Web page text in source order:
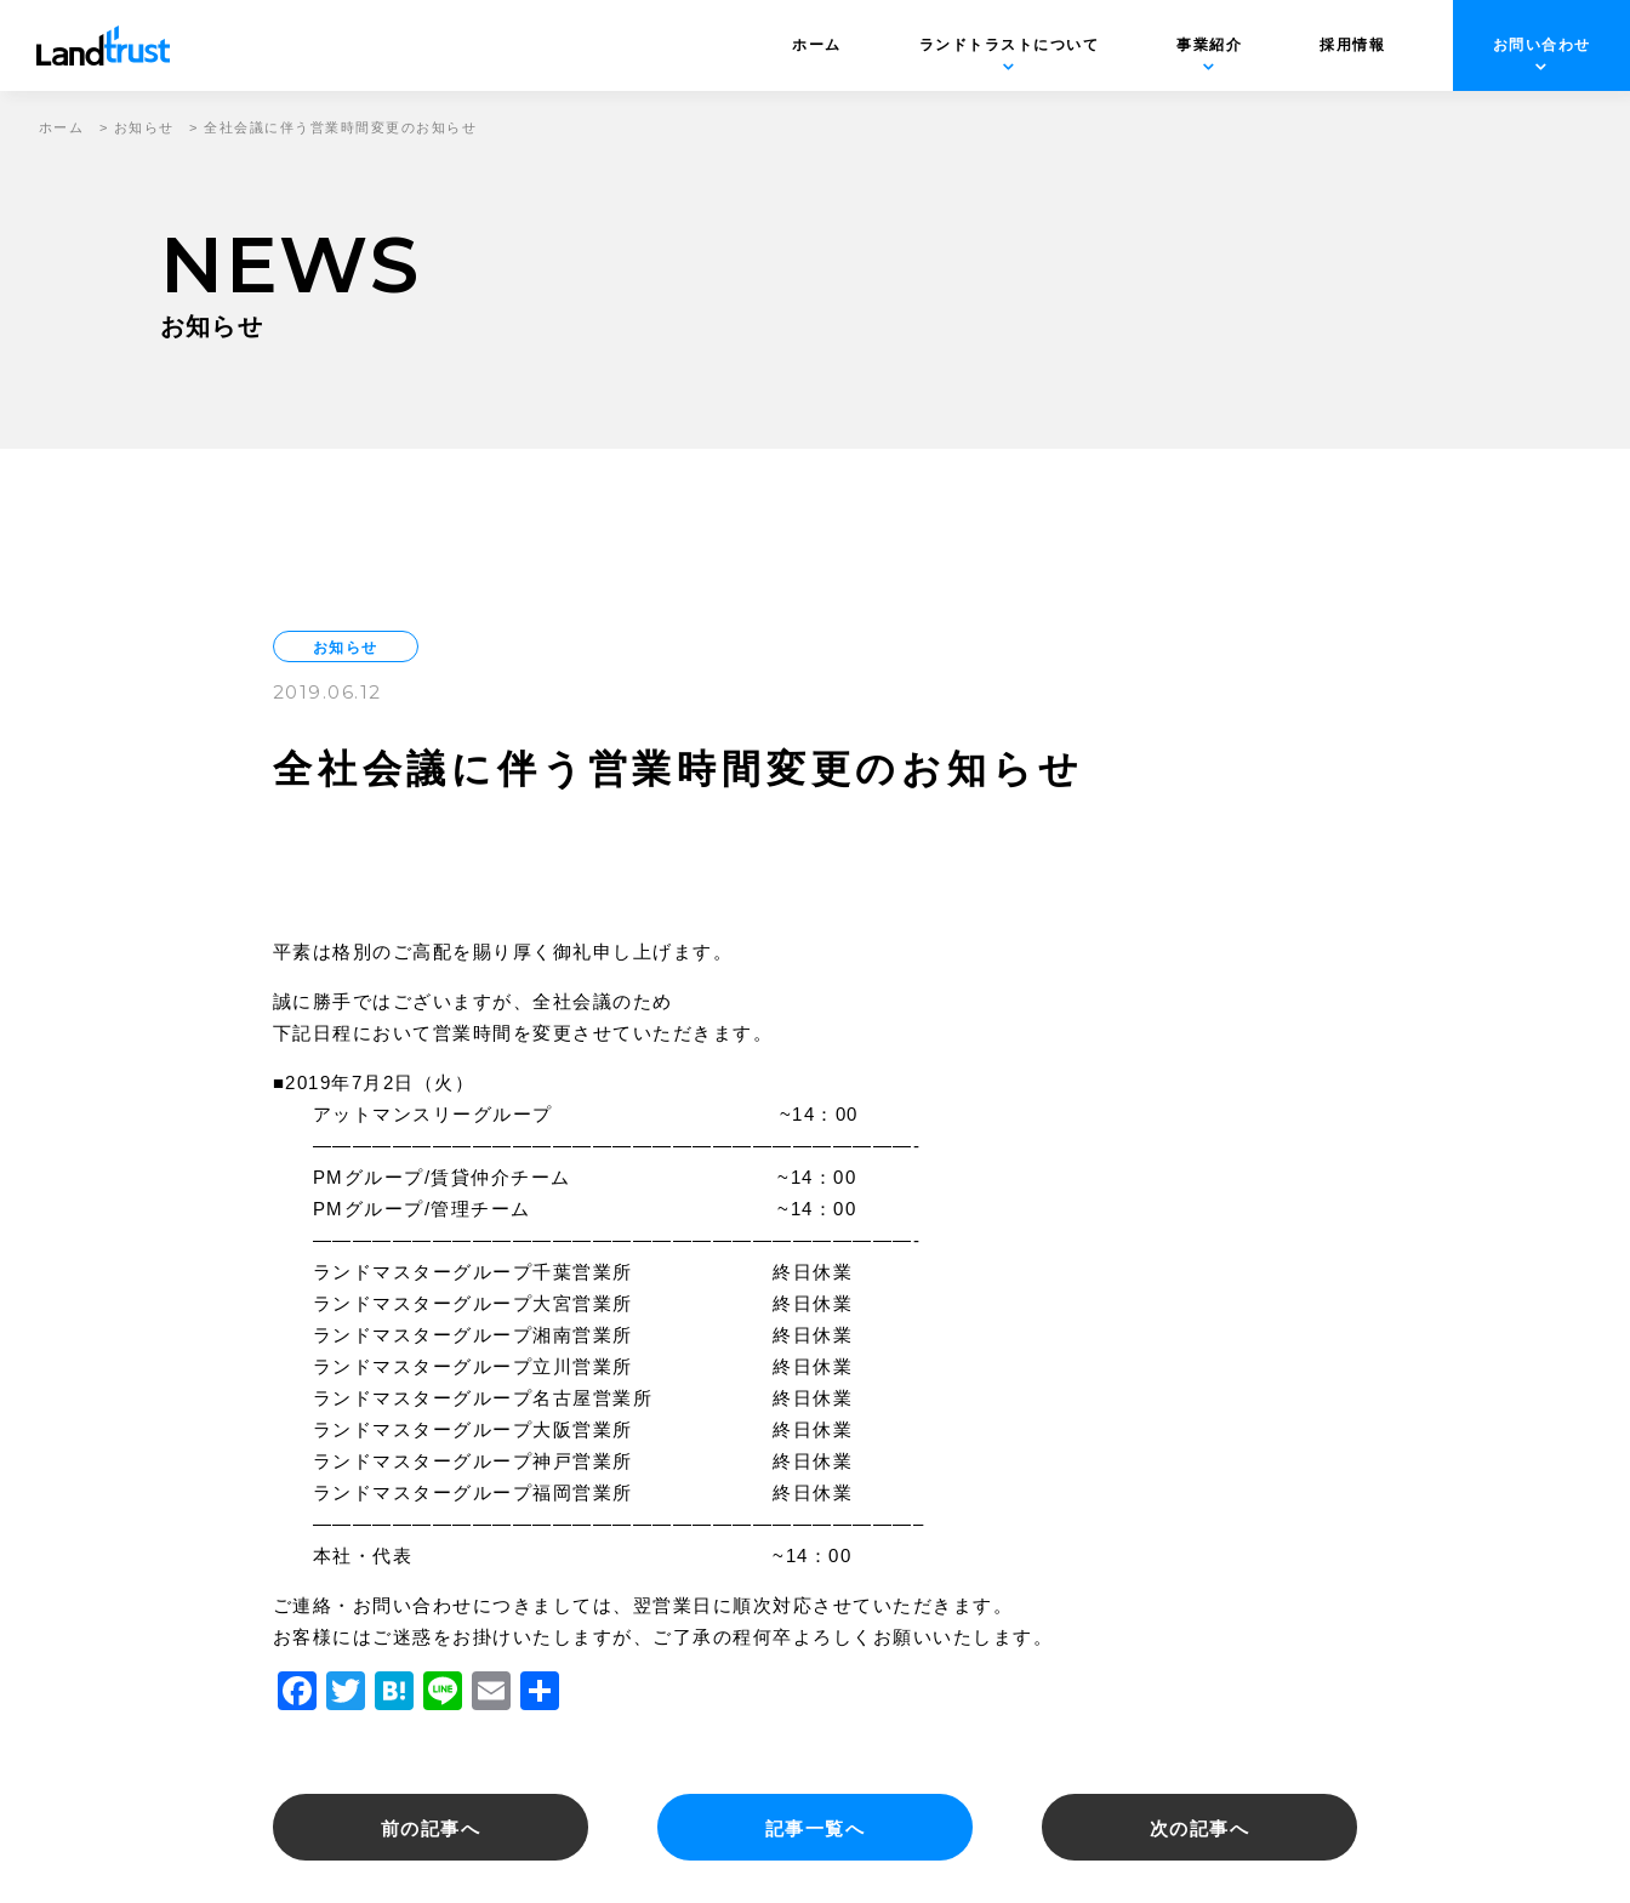
ホーム ランドトラストについて 事業紹介 採用情報 お問い合わせ
NEWS
お知らせ
ホーム > お知らせ >全社会議に伴う営業時間変更のお知らせ
お知らせ
2019.06.12
全社会議に伴う営業時間変更のお知らせ
平素は格別のご高配を賜り厚く御礼申し上げます。
誠に勝手ではございますが、全社会議のため
下記日程において営業時間を変更させていただきます。
■2019年7月2日（火）
アットマンスリーグループ ~14：00
——————————————————————————————-
PMグループ/賃貸仲介チーム ~14：00
PMグループ/管理チーム ~14：00
——————————————————————————————-
ランドマスターグループ千葉営業所 終日休業
ランドマスターグループ大宮営業所 終日休業
ランドマスターグループ湘南営業所 終日休業
ランドマスターグループ立川営業所 終日休業
ランドマスターグループ名古屋営業所 終日休業
ランドマスターグループ大阪営業所 終日休業
ランドマスターグループ神戸営業所 終日休業
ランドマスターグループ福岡営業所 終日休業
——————————————————————————————–
本社・代表 ~14：00
ご連絡・お問い合わせにつきましては、翌営業日に順次対応させていただきます。
お客様にはご迷惑をお掛けいたしますが、ご了承の程何卒よろしくお願いいたします。
Facebook
Twitter
Hatena
LineEmail
前の記事へ 記事一覧へ 次の記事へ